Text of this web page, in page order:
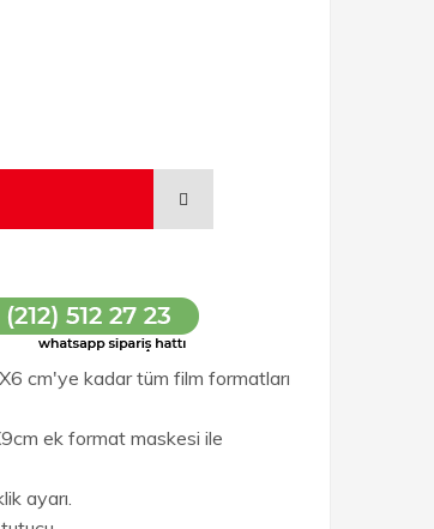
cm'ye kadar tüm film formatları
ek format maskesi ile
ayarı.